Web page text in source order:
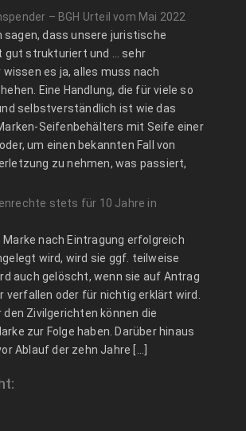
– BGH Urteil vom Mai 2022
sagen, dass unsere juristische
gut strukturiert und … sehr
wissen es ja, alles muss nach
Eine Handlung, die für viele so
selbstverständlich ist wie das
Seifenbehälters mit Seife einer
um einen bekannten Fall von
zu nehmen, was passiert,
stets für 10 Jahre in
Marke nach Eintragung erfolgreich
wird, wird sie ggf. teilweise
auch gelöscht, wenn sie auf Antrag
verfallen oder für nichtig erklärt wird.
den Zivilgerichten können die
zur Folge haben. Darüber hinaus
Ablauf der zehn Jahre […]